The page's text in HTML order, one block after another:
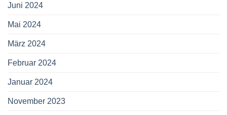
Juni 2024
Mai 2024
März 2024
Februar 2024
Januar 2024
November 2023